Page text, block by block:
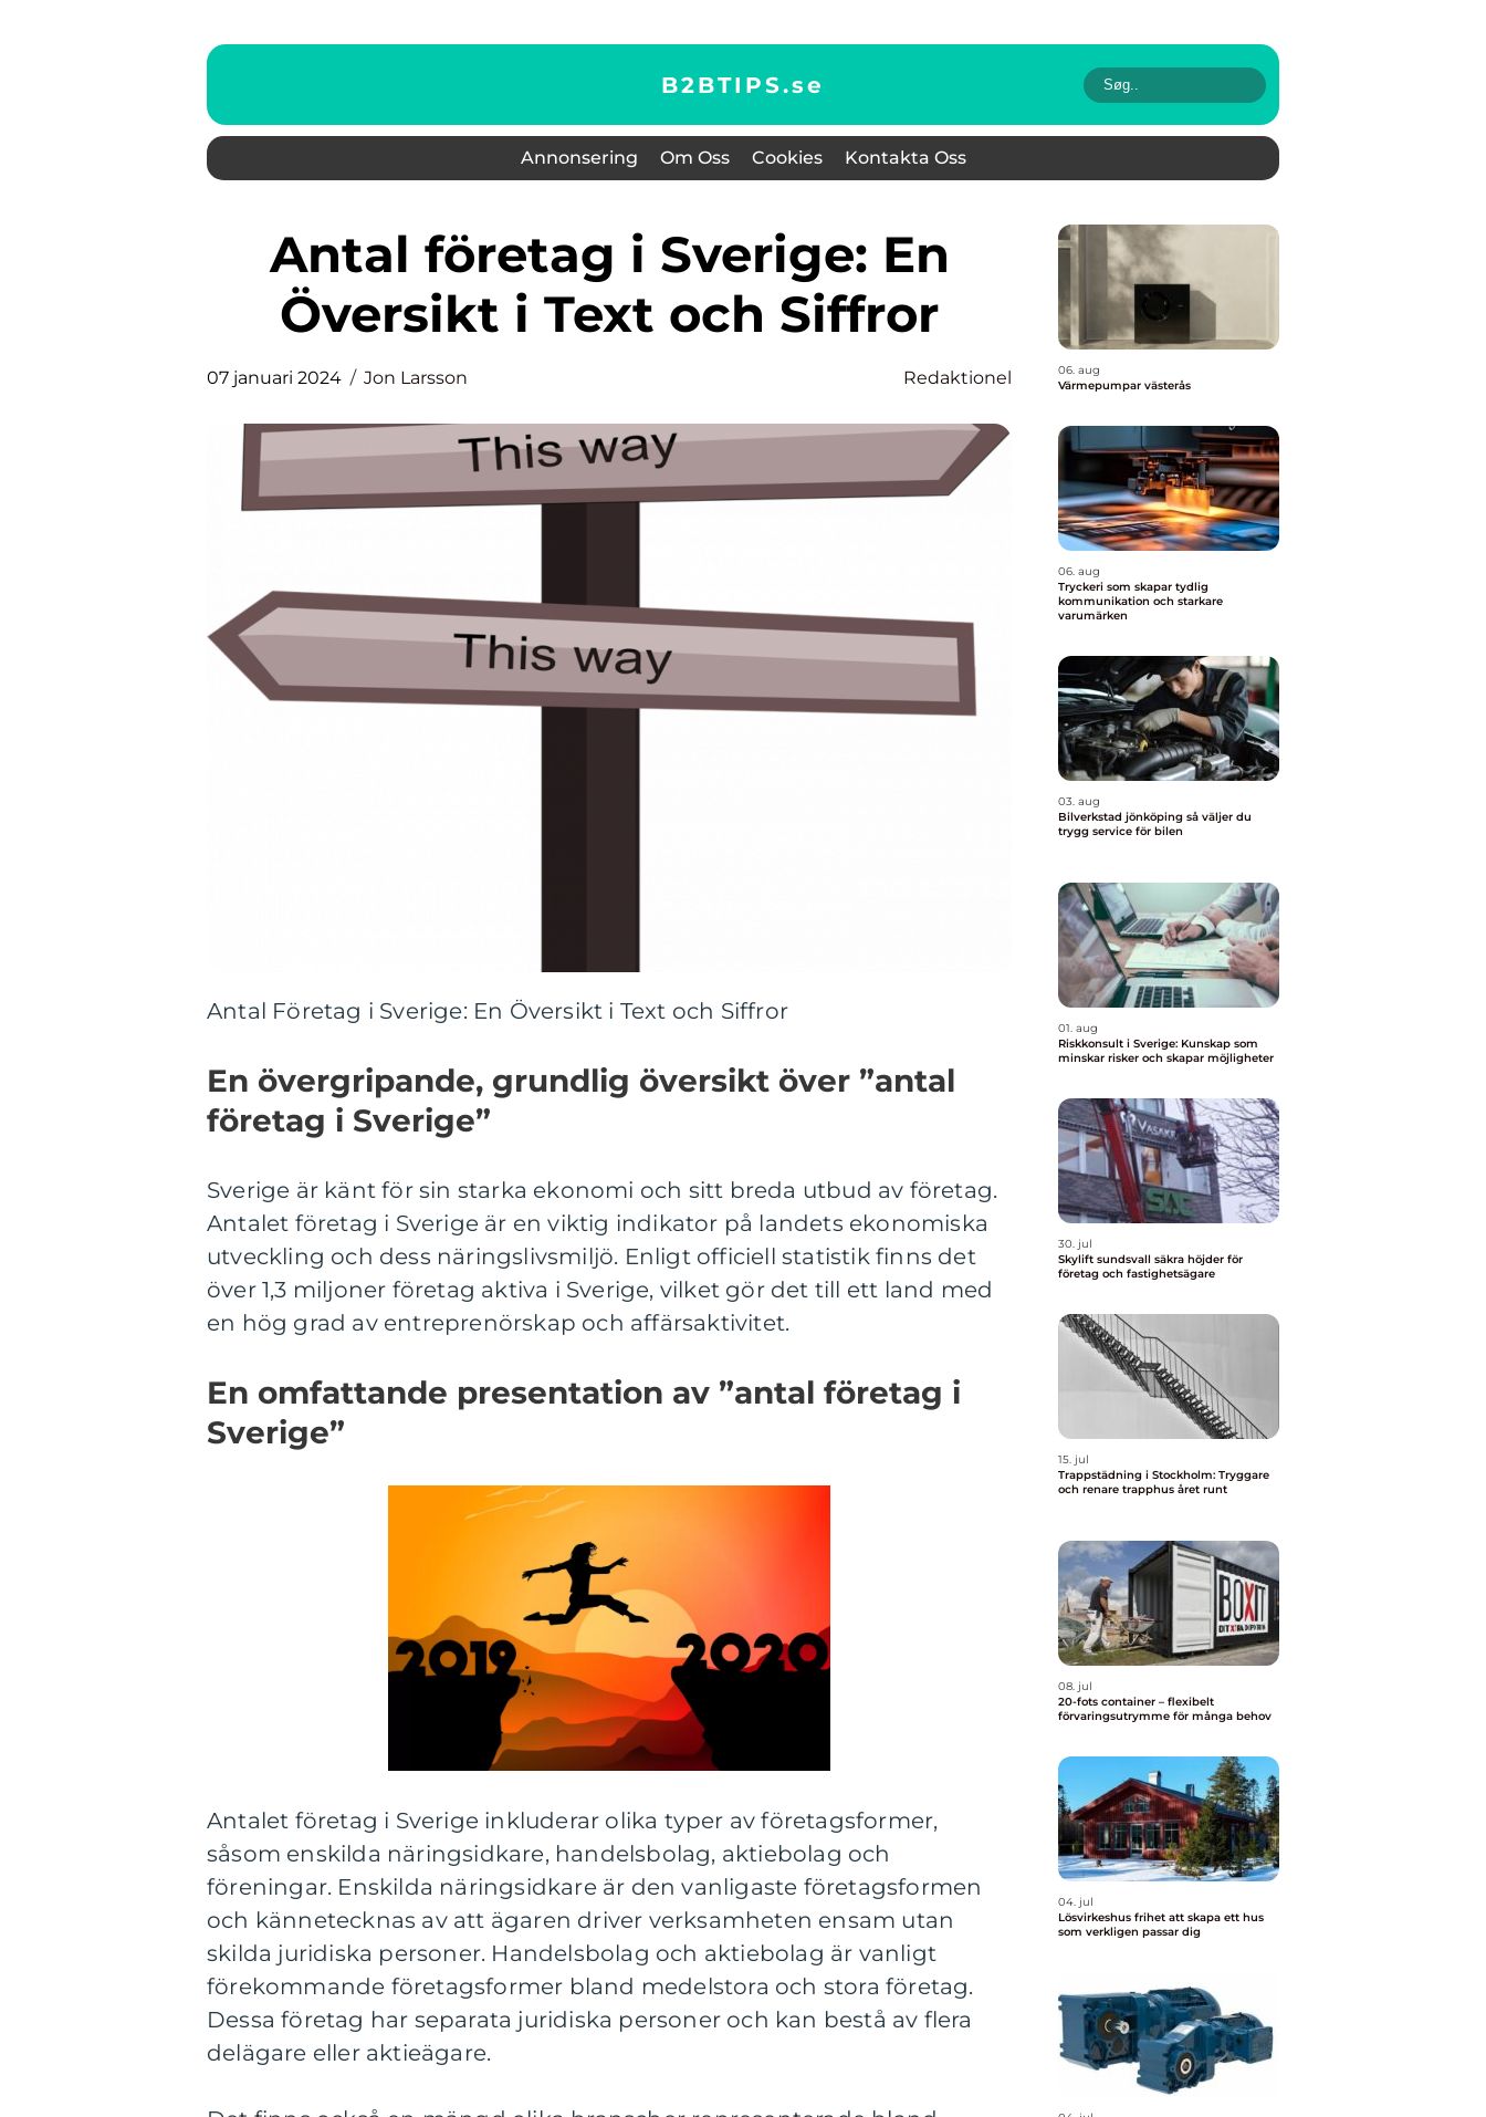
B2BTIPS.se
Annonsering Om Oss Cookies Kontakta Oss
Antal företag i Sverige: En
Översikt i Text och Siffror
07 januari 2024 Jon Larsson Redaktionel
Antal Företag i Sverige: En Översikt i Text och Siffror
En övergripande, grundlig översikt över ”antal
företag i Sverige”
Sverige är känt för sin starka ekonomi och sitt breda utbud av företag.
Antalet företag i Sverige är en viktig indikator på landets ekonomiska
utveckling och dess näringslivsmiljö. Enligt officiell statistik finns det
över 1,3 miljoner företag aktiva i Sverige, vilket gör det till ett land med
en hög grad av entreprenörskap och affärsaktivitet.
En omfattande presentation av ”antal företag i
Sverige”
Antalet företag i Sverige inkluderar olika typer av företagsformer,
såsom enskilda näringsidkare, handelsbolag, aktiebolag och
föreningar. Enskilda näringsidkare är den vanligaste företagsformen
och kännetecknas av att ägaren driver verksamheten ensam utan
skilda juridiska personer. Handelsbolag och aktiebolag är vanligt
förekommande företagsformer bland medelstora och stora företag.
Dessa företag har separata juridiska personer och kan bestå av flera
delägare eller aktieägare.
06. aug
Värmepumpar västerås
06. aug
Tryckeri som skapar tydlig
kommunikation och starkare
varumärken
03. aug
Bilverkstad jönköping så väljer du
trygg service för bilen
01. aug
Riskkonsult i Sverige: Kunskap som
minskar risker och skapar möjligheter
30. jul
Skylift sundsvall säkra höjder för
företag och fastighetsägare
15. jul
Trappstädning i Stockholm: Tryggare
och renare trapphus året runt
08. jul
20-fots container – flexibelt
förvaringsutrymme för många behov
04. jul
Lösvirkeshus frihet att skapa ett hus
som verkligen passar dig